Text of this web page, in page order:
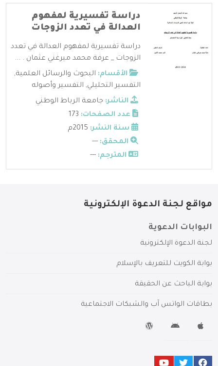
دراسة تفسيرية لمفهوم
العدالة في تعدد الزوجات
دراسة تفسيرية لمفهوم العدالة في تعدد
الزوجات _ عرفة محمد ميرغني عثمان . ...
الأقسام: البحوث والرسائل العلمية,
التفسير التحليلي, التفسير وأصوله
الناشر: جامعة الرباط الوطني
عدد الصفحات:
سنة النشر:
المحقق: ---
المترجم: ---
مواقع لجنة الدعوة الإلكترونية
البوابات الدعوية
لجنة الدعوة الإلكترونية
بوابة الكويت للتعريف بالإسلام
بوابة الباحث عن الحقيقة
بطاقات الواتس آب والشبكات الاجتماعية